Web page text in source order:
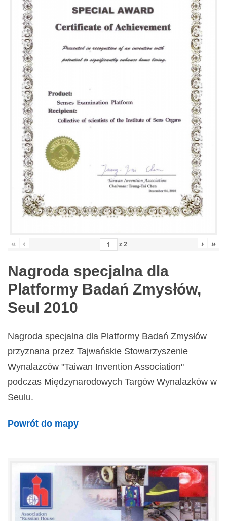
« ‹ z2 › »
Nagroda specjalna dla
Platformy Badań Zmysłów,
Seul 2010
Nagroda specjalna dla Platformy Badań Zmysłów
przyznana przez Tajwańskie Stowarzyszenie
Wynalazców "Taiwan Invention Association"
podczas Międzynarodowych Targów Wynalazków w
Seulu.
Powrót do mapy